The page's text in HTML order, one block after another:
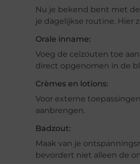
Nu je bekend bent met
je dagelijkse routine. Hier
Orale inname:
Voeg de celzouten toe
direct opgenomen in de
Crèmes en lotions:
Voor externe
aanbrengen.
Badzout:
Maak van je
bevordert niet alleen de